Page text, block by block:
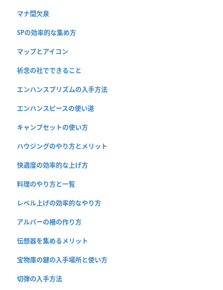
マナ間欠泉
SPの効率的な集め方
マップとアイコン
祈念の社でできること
エンハンスプリズムの入手方法
エンハンスピースの使い道
キャンプセットの使い方
ハウジングのやり方とメリット
快適度の効率的な上げ方
料理のやり方と一覧
レベル上げの効率的なやり方
アルバーの柵の作り方
伝想器を集めるメリット
宝物庫の鍵の入手場所と使い方
切弾の入手方法